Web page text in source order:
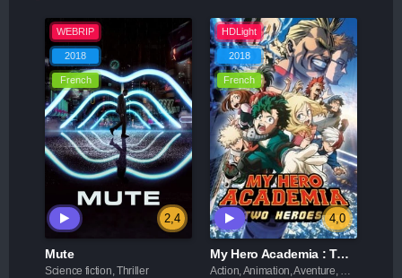
WEBRIP
2018
French
2,4
Mute
Science fiction, Thriller
HDLight
2018
French
4,0
My Hero Academia : Two Heroes
Action, Animation, Aventure, Science fiction